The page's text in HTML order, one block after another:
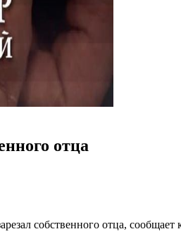
отца
собственного отца, сообщает